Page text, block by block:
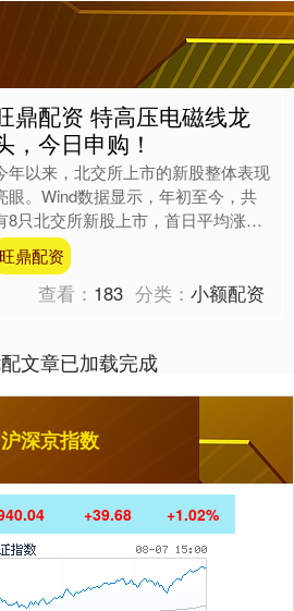
鼎配资 特高压电磁线龙
，今日申购！
年以来，北交所上市的新股整体表现
眼。Wind数据显示，年初至今，共
8只北交所新股上市，首日平均涨幅
338%。其中鼎佳精密、广信科技、
工股份、星图测控首....
旺鼎配资
查看： 183 分类：小额配资
文章已加载完成
沪深京指数
+39.68 +1.02%